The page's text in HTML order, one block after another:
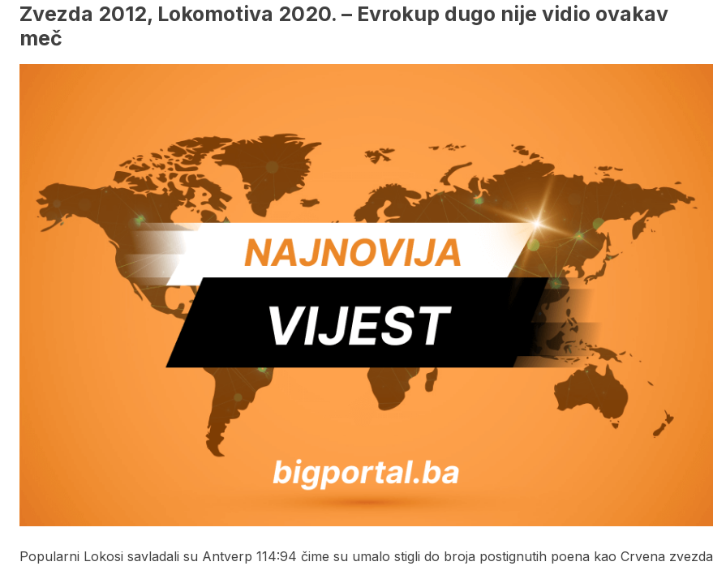
Zvezda 2012, Lokomotiva 2020. – Evrokup dugo nije vidio ovakav
meč
Popularni Lokosi savladali su Antverp 114:94 čime su umalo stigli do broja postignutih poena kao Crvena zvezda